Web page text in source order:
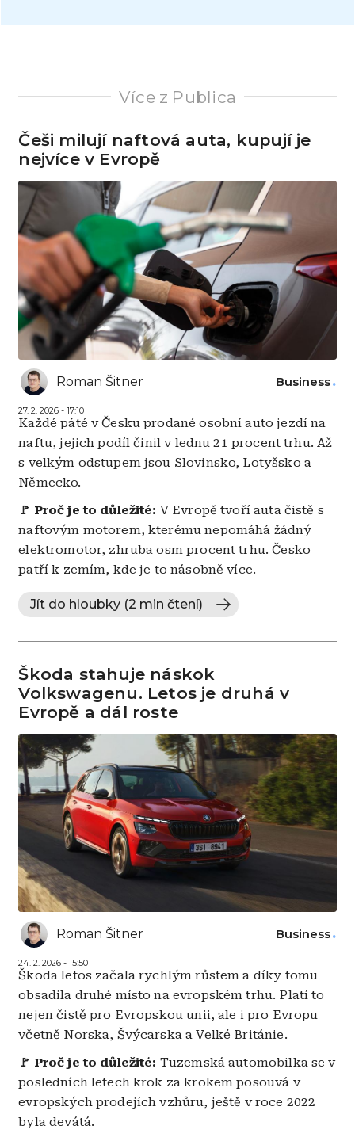
Více z Publica
Češi milují naftová auta, kupují je
nejvíce v Evropě
Roman Šitner
27. 2. 2026 - 17:10
Business
Každé páté v Česku prodané osobní auto jezdí na
naftu, jejich podíl činil v lednu 21 procent trhu. Až
s velkým odstupem jsou Slovinsko, Lotyšsko a
Německo.
🚩 Proč je to důležité: V Evropě tvoří auta čistě s
naftovým motorem, kterému nepomáhá žádný
elektromotor, zhruba osm procent trhu. Česko
patří k zemím, kde je to násobně více.
Jít do hloubky (2 min čtení)
Škoda stahuje náskok
Volkswagenu. Letos je druhá v
Evropě a dál roste
Roman Šitner
24. 2. 2026 - 15:50
Business
Škoda letos začala rychlým růstem a díky tomu
obsadila druhé místo na evropském trhu. Platí to
nejen čistě pro Evropskou unii, ale i pro Evropu
včetně Norska, Švýcarska a Velké Británie.
🚩 Proč je to důležité: Tuzemská automobilka se v
posledních letech krok za krokem posouvá v
evropských prodejích vzhůru, ještě v roce 2022
byla devátá.